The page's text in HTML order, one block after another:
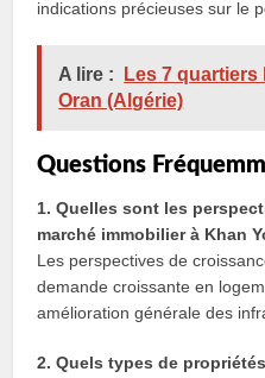
indications précieuses sur le
A lire :
Les 7
Oran (Algérie)
Questions
1. Quelles sont les
marché immobilier à Khan
Les perspectives de
demande croissante en
amélioration générale des
2. Quels types de